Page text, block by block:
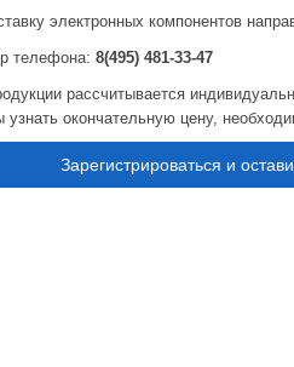
электронных компонентов
телефона:8(495) 481-33-47
рассчитывается
узнать окончательную цену,
Зарегистрироваться и